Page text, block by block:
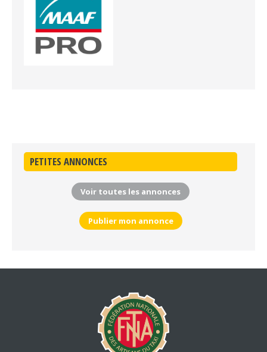
PETITES ANNONCES
Voir toutes les annonces
Publier mon annonce